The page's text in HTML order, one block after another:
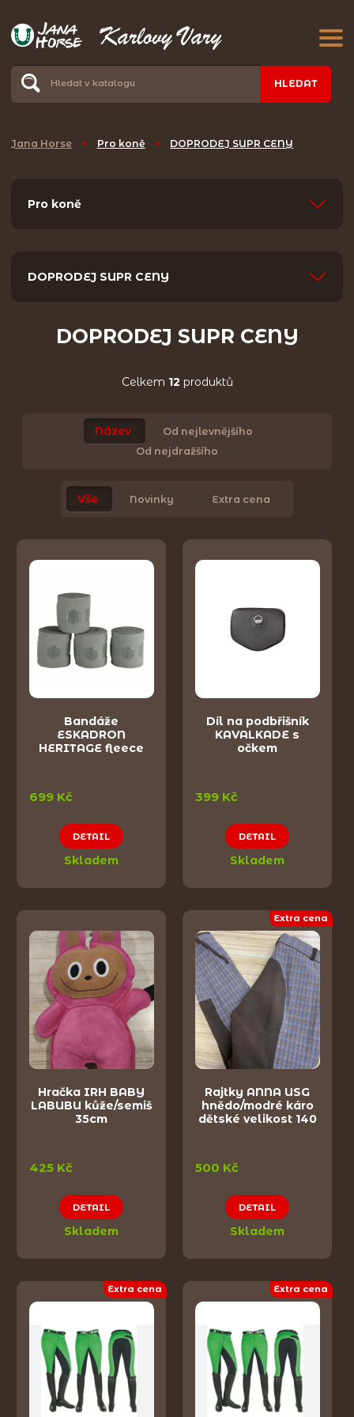
HLEDAT
Jana Horse > Pro koně > DOPRODEJ SUPR CENY
Pro koně
DOPRODEJ SUPR CENY
DOPRODEJ SUPR CENY
Celkem 12 produktů
Název
Od nejlevnějšího
Od nejdražšího
Vše Novinky Extra cena
Bandáže
ESKADRON
HERITAGE fleece
699 Kč
DETAIL
Skladem
Díl na podbřišník
KAVALKADE s
očkem
399 Kč
DETAIL
Skladem
Hračka IRH BABY
LABUBU kůže/semiš
35cm
425 Kč
DETAIL
Skladem
Extra cena
Rajtky ANNA USG
hnědo/modré káro
dětské velikost 140
500 Kč
DETAIL
Skladem
Extra cena Extra cena